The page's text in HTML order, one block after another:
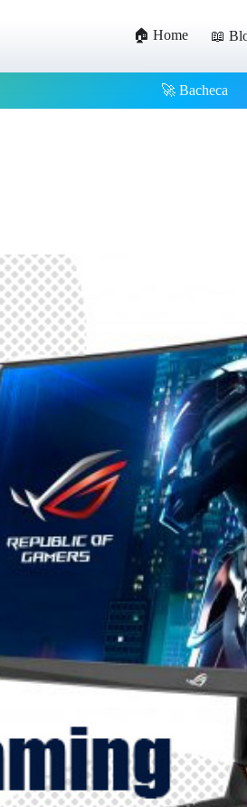
🏠 Home 📖
🚀 Bacheca